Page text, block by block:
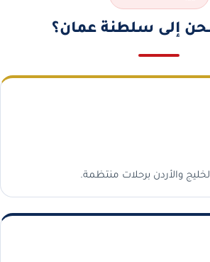
إلى سلطنة عمان؟
والأردن برحلات منتظمة.